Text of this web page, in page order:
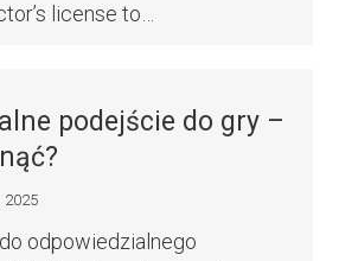
license to…
podejście do gry –
2025
odpowiedzialnego